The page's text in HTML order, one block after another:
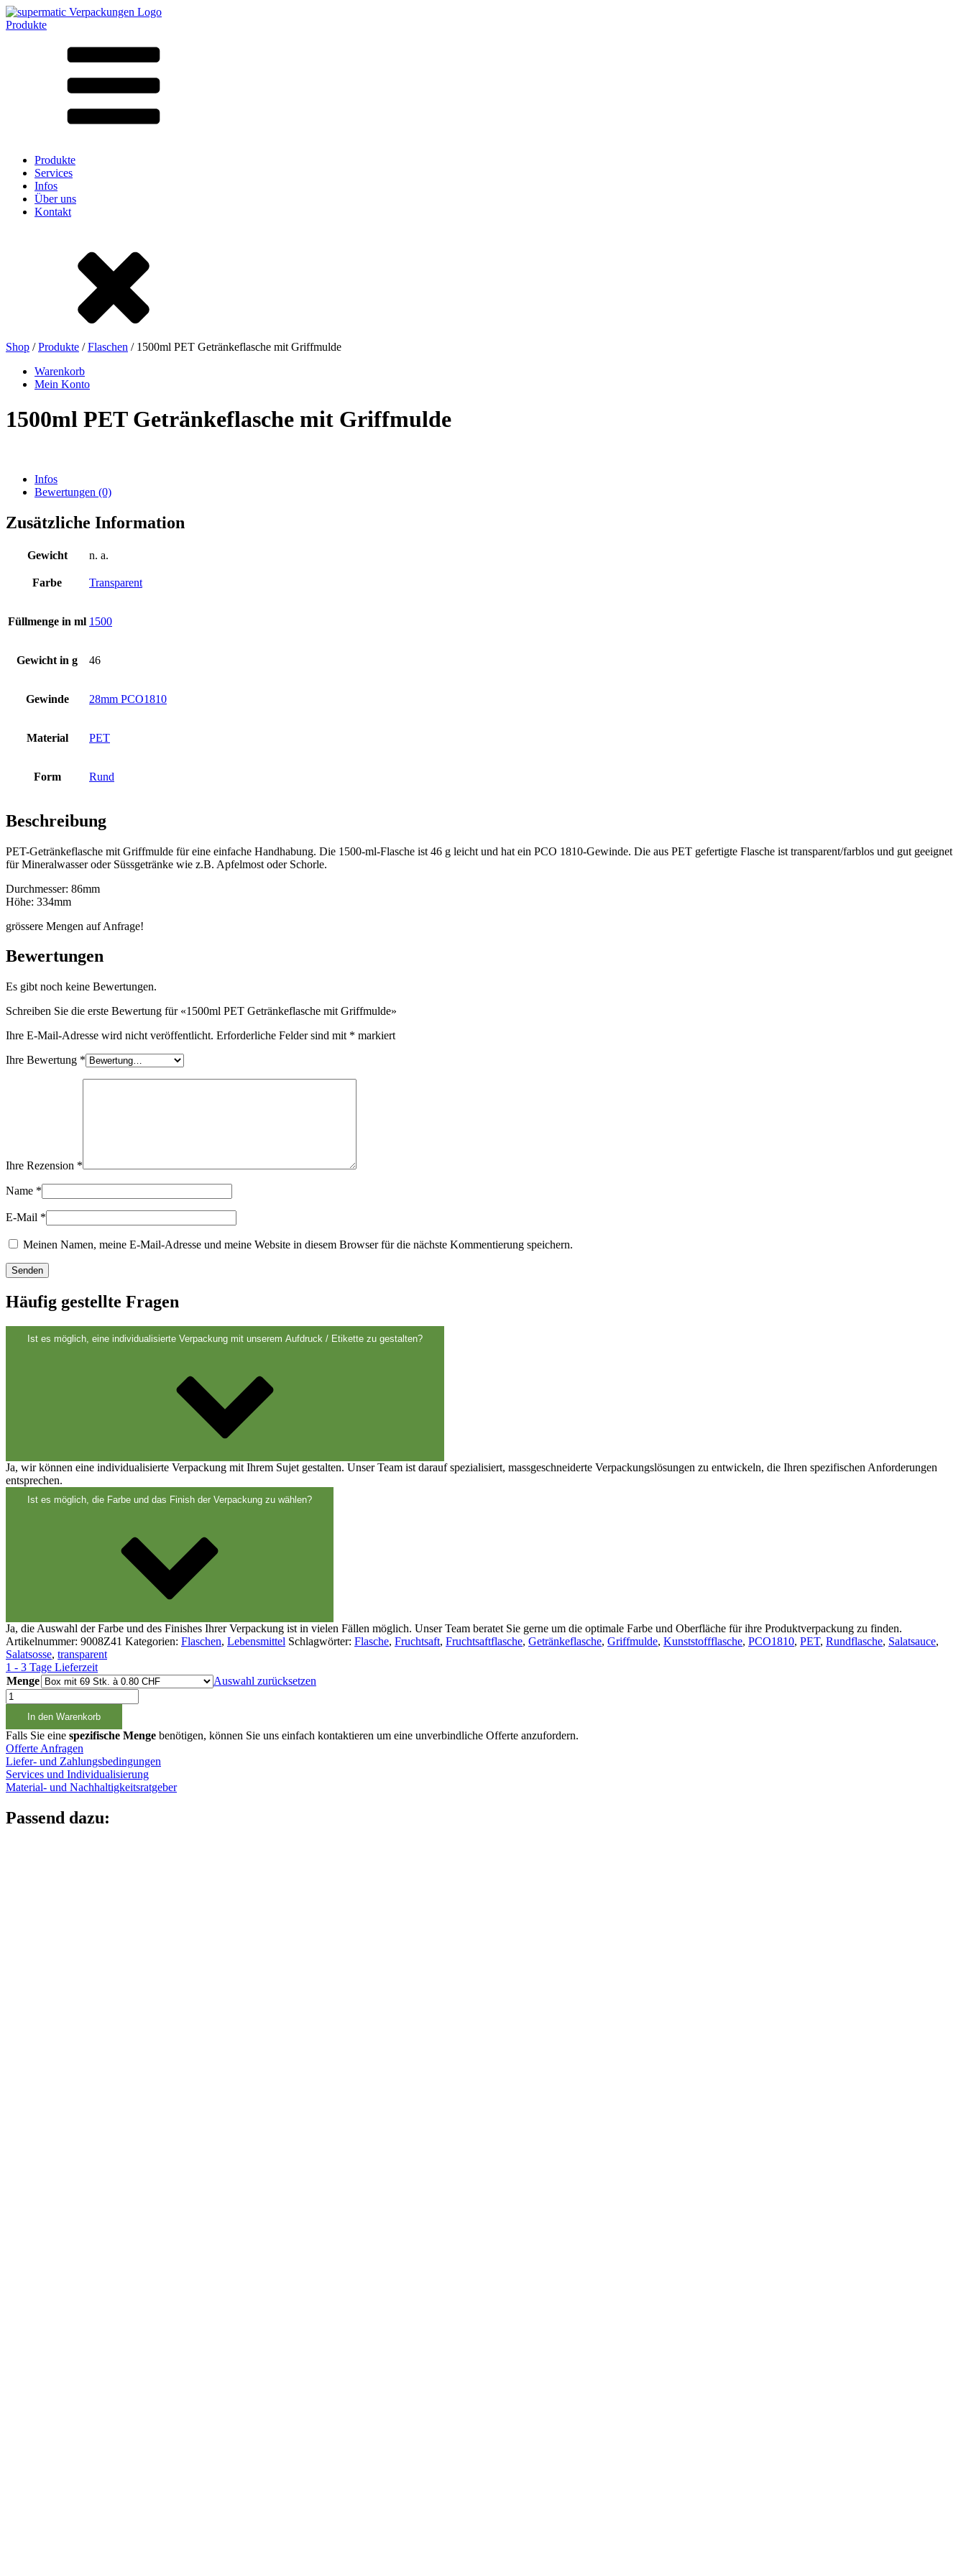
Produkte
Nach Material
LD-PE
Steinzeug
Beutel und Bag-in-Box
Bierflaschen
Dispenser und Pumpen
Dosen (73)
Feinzerstäuber
Hotfill Flaschen
Kosmetik(292)
Lebensmittel(483)
Nachhaltig(301)
Saucenflaschen (24)
Sprüher(18)
Tanks(2)
Weinflaschen und Sektflaschen
Produkte
Services
Infos
Über uns
Kontakt
Shop /Produkte /Flaschen / 1500ml PET Getränkeflasche mit Griffmulde
Warenkorb
Mein Konto
1500ml PET Getränkeflasche mit Griffmulde
Infos
Bewertungen (0)
Zusätzliche Information
Gewicht n. a.
Farbe Transparent
Füllmenge in ml 1500
Gewicht in g 46
Gewinde 28mm PCO1810
Material PET
Form Rund
Beschreibung
PET-Getränkeflasche mit Griffmulde für eine einfache Handhabung. Die 1500-ml-Flasche ist 46 g leicht und hat ein PCO 1810-Gewinde. Die aus PET gefertigte Flasche ist transparent/farblos und gut geeignet
für Mineralwasser oder Süssgetränke wie z.B. Apfelmost oder Schorle.
Durchmesser: 86mm
Höhe: 334mm
grössere Mengen auf Anfrage!
Bewertungen
Es gibt noch keine Bewertungen.
Schreiben Sie die erste Bewertung für «1500ml PET Getränkeflasche mit Griffmulde»
Ihre E-Mail-Adresse wird nicht veröffentlicht. Erforderliche Felder sind mit * markiert
Ihre Bewertung *
Ihre Rezension *
Name *
E-Mail *
Meinen Namen, meine E-Mail-Adresse und meine Website in diesem Browser für die nächste Kommentierung speichern.
Häufig gestellte Fragen
Ist es möglich, eine individualisierte Verpackung mit unserem Aufdruck / Etikette zu gestalten?
Ja, wir können eine individualisierte Verpackung mit Ihrem Sujet gestalten. Unser Team ist darauf spezialisiert, massgeschneiderte Verpackungslösungen zu entwickeln, die Ihren spezifischen Anforderungen
entsprechen.
Ist es möglich, die Farbe und das Finish der Verpackung zu wählen?
Ja, die Auswahl der Farbe und des Finishes Ihrer Verpackung ist in vielen Fällen möglich. Unser Team beratet Sie gerne um die optimale Farbe und Oberfläche für ihre Produktverpackung zu finden.
Artikelnummer: 9008Z41 Kategorien: Flaschen, Lebensmittel Schlagwörter: Flasche, Fruchtsaft, Fruchtsaftflasche, Getränkeflasche, Griffmulde, Kunststoffflasche, PCO1810, PET, Rundflasche, Salatsauce,
Salatsosse, transparent
1 - 3 Tage Lieferzeit
Menge
Auswahl zurücksetzen
1500ml
PET
Getränkeflasche
mit
Griffmulde
Menge
In den Warenkorb
Falls Sie eine spezifische Menge benötigen, können Sie uns einfach kontaktieren um eine unverbindliche Offerte anzufordern.
Offerte Anfragen
Liefer- und Zahlungsbedingungen
Services und Individualisierung
Material- und Nachhaltigkeitsratgeber
Passend dazu: